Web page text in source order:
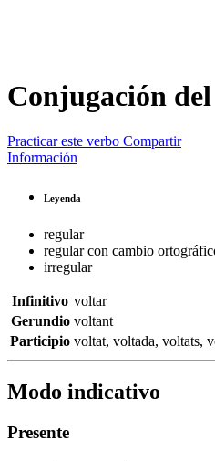
Conjugación
Practicar este verbo Compartir
Información
Leyenda
regular
regular con cambio
irregular
Infinitivo voltar
Gerundio voltant
Participio voltat, voltada, voltats,
Modo indicativo
Presente